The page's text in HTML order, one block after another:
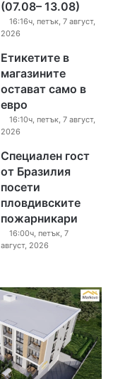
(07.08– 13.08)
16:16ч, петък, 7 август,
2026
Етикетите в
магазините
остават само в
евро
16:10ч, петък, 7 август,
2026
Специален гост
от Бразилия
посети
пловдивските
пожарникари
16:00ч, петък, 7
август, 2026